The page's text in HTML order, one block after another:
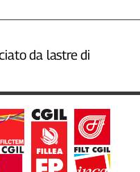
da lastre di